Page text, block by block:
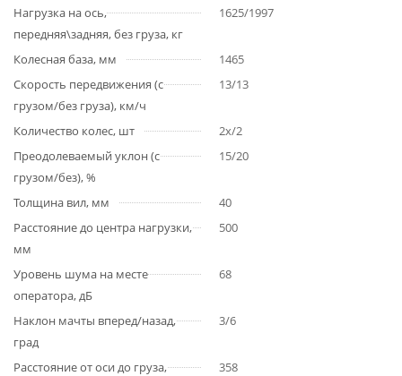
Нагрузка на ось,
передняя\задняя, без груза, кг
1625/1997
Колесная база, мм
1465
Скорость передвижения (с
грузом/без груза), км/ч
13/13
Количество колес, шт
2х/2
Преодолеваемый уклон (с
грузом/без), %
15/20
Толщина вил, мм
40
Расстояние до центра нагрузки,
мм
500
Уровень шума на месте
оператора, дБ
68
Наклон мачты вперед/назад,
град
3/6
Расстояние от оси до груза,
358